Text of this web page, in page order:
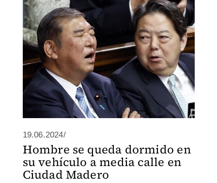
19.06.2024/
Hombre se queda dormido en
su vehículo a media calle en
Ciudad Madero